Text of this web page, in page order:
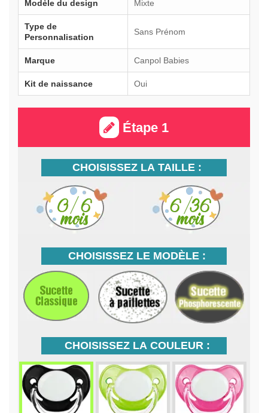
Modèle du design Mixte
Type de
Personnalisation
Sans Prénom
Marque Canpol Babies
Kit de naissance Oui
Étape 1
CHOISISSEZ LA TAILLE :
CHOISISSEZ LE MODÈLE :
CHOISISSEZ LA COULEUR :